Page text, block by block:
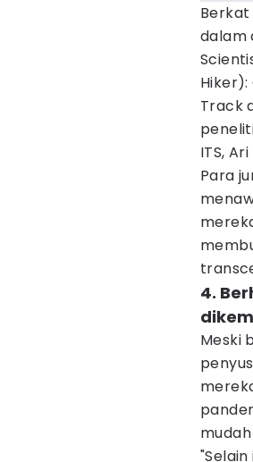
dalam
Track
ITS,
Para
4.
Meski